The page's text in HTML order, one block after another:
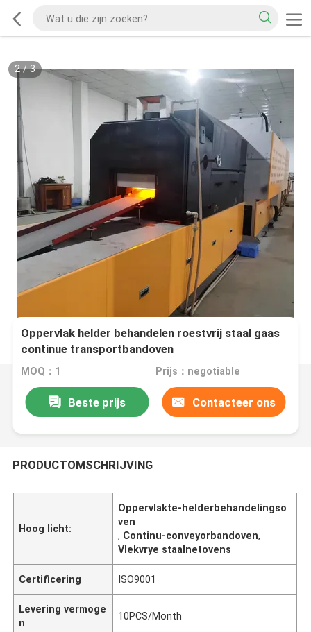
2/3
Oppervlak helder behandelen roestvrij staal gaas
continue transportbandoven
MOQ：1 Prijs：negotiable
Beste prijs Contacteer ons
PRODUCTOMSCHRIJVING
Hoog licht:
Oppervlakte-helderbehandelingso
ven
, Continu-conveyorbandoven,
Vlekvrye staalnetovens
Certificering ISO9001
Levering vermoge
n
10PCS/Month